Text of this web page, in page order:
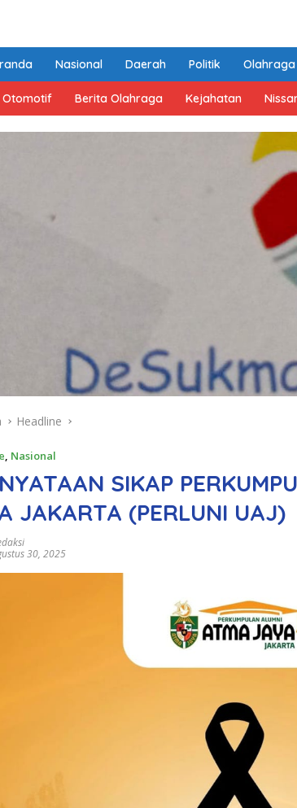
Nasional Daerah Politik Olahraga
Otomotif Berita Olahraga Kejahatan
Headline
, Nasional
SIKAP
JAKARTA (PERLUNI UAJ)
30, 2025